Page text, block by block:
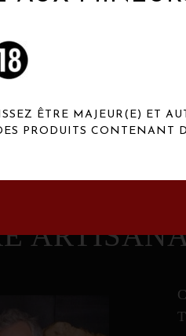
ÊTRE MAJEUR(E) ET
PRODUITS CONTENANT